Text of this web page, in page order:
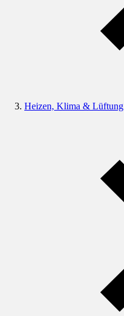
Heizen, Klima & Lüftung